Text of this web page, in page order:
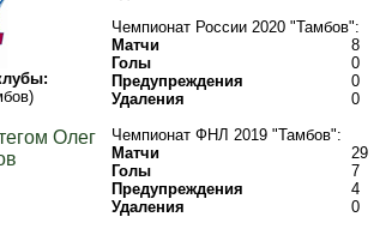
Олег
Чемпионат России 2020 "Тамбов":
Матчи
8
Голы
0
Предупреждения
0
Удаления
0
Чемпионат ФНЛ 2019 "Тамбов":
Матчи
29
Голы
7
Предупреждения
4
Удаления
0